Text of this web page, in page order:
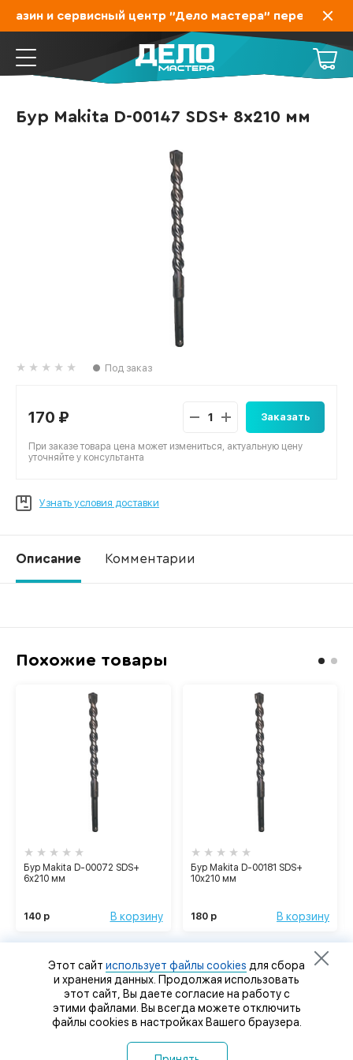
и сервисный центр "Дело мастера" переехал
Бур Makita D-00147 SDS+ 8х210 мм
Под заказ
170 ₽ Заказать
При заказе товара цена может измениться, актуальную цену
уточняйте у консультанта
Узнать условия доставки
Описание Комментарии
Похожие товары
Бур Makita D-00072 SDS+
6х210 мм
140 р В корзину
Бур Makita D-00181 SDS+
10х210 мм
180 р В корзину
Этот сайт использует файлы cookies для сбора
и хранения данных. Продолжая использовать
этот сайт, Вы даете согласие на работу с
этими файлами. Вы всегда можете отключить
файлы cookies в настройках Вашего браузера.